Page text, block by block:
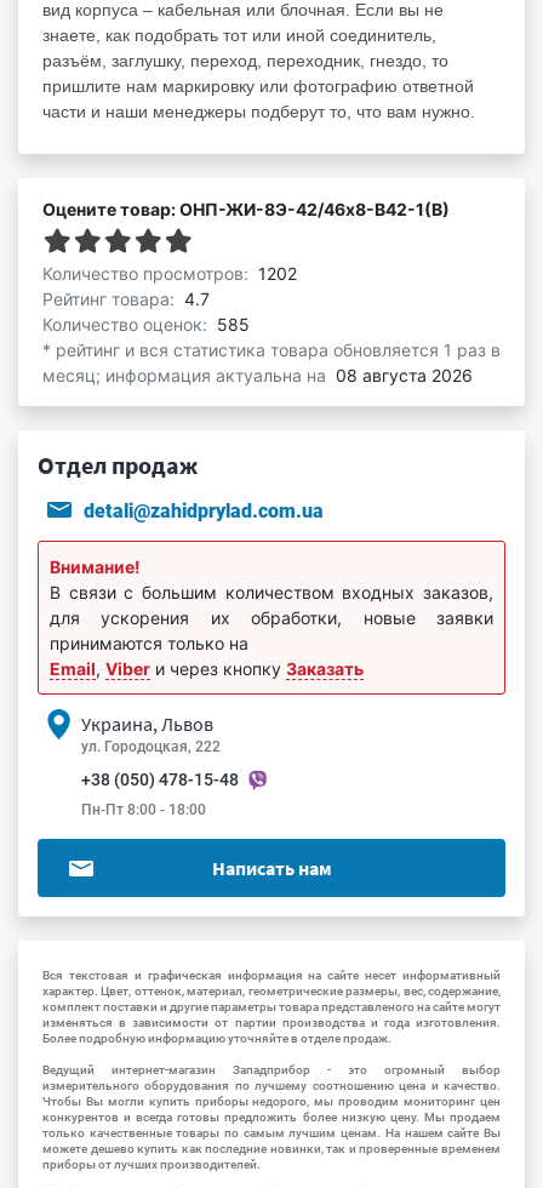
вид корпуса – кабельная или блочная. Если вы не
знаете, как подобрать тот или иной соединитель,
разъём, заглушку, переход, переходник, гнездо, то
пришлите нам маркировку или фотографию ответной
части и наши менеджеры подберут то, что вам нужно.
Оцените товар: ОНП-ЖИ-8Э-42/46х8-В42-1(В)
Количество просмотров: 1202
Рейтинг товара: 4.7
Количество оценок: 585
* рейтинг и вся статистика товара обновляется 1 раз в
месяц; информация актуальна на 08 августа 2026
Отдел продаж
detali@zahidprylad.com.ua
Внимание!
В связи с большим количеством входных заказов,
для ускорения их обработки, новые заявки
принимаются только на
Email, Viber и через кнопку Заказать
Украина, Львов
ул. Городоцкая, 222
+38 (050) 478-15-48
Пн-Пт 8:00 - 18:00
Написать нам
Вся текстовая и графическая информация на сайте несет информативный
характер. Цвет, оттенок, материал, геометрические размеры, вес, содержание,
комплект поставки и другие параметры товара представленого на сайте могут
изменяться в зависимости от партии производства и года изготовления.
Более подробную информацию уточняйте в отделе продаж.
Ведущий интернет-магазин Западприбор - это огромный выбор
измерительного оборудования по лучшему соотношению цена и качество.
Чтобы Вы могли купить приборы недорого, мы проводим мониторинг цен
конкурентов и всегда готовы предложить более низкую цену. Мы продаем
только качественные товары по самым лучшим ценам. На нашем сайте Вы
можете дешево купить как последние новинки, так и проверенные временем
приборы от лучших производителей.